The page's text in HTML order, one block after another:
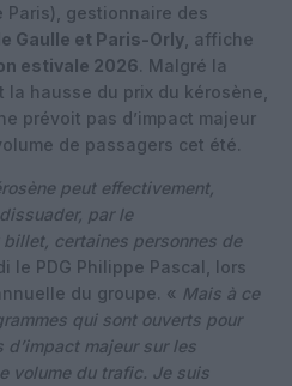
Paris), gestionnaire des
Gaulle et Paris-Orly , affiche
estivale 2026. Malgré la
hausse du prix du kérosène,
prévoit pas d’impact majeur
de passagers cet été.
peut effectivement,
par le
certaines personnes de
le PDG Philippe Pascal, lors
du groupe. « Mais à ce
qui sont ouverts pour
d’impact majeur sur les
volume du trafic. Je suis